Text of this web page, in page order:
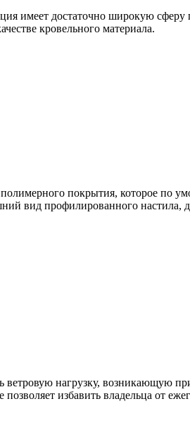
имеет достаточно широкую сферу
кровельного материала.
покрытия, которое по
вид профилированного настила,
нагрузку, возникающую
избавить владельца от